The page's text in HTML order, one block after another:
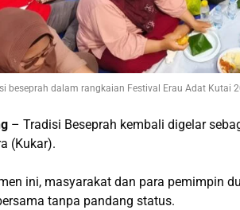
beseprah dalam rangkaian Festival Erau Adat Kutai
– Tradisi Beseprah kembali digelar
(Kukar).
ini, masyarakat dan para pemimpin
tanpa pandang status.